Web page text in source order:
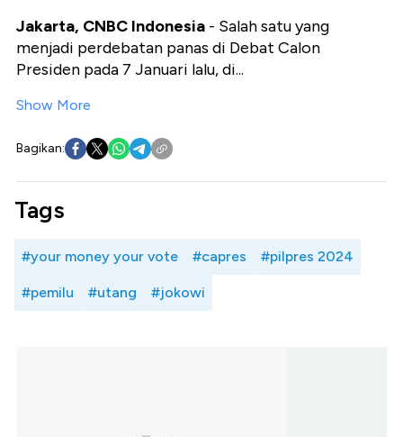
Jakarta, CNBC Indonesia - Salah satu yang
menjadi perdebatan panas di Debat Calon
Presiden pada 7 Januari lalu, di...
Show More
Bagikan:
Tags
#your money your vote #capres #pilpres 2024
#pemilu #utang #jokowi